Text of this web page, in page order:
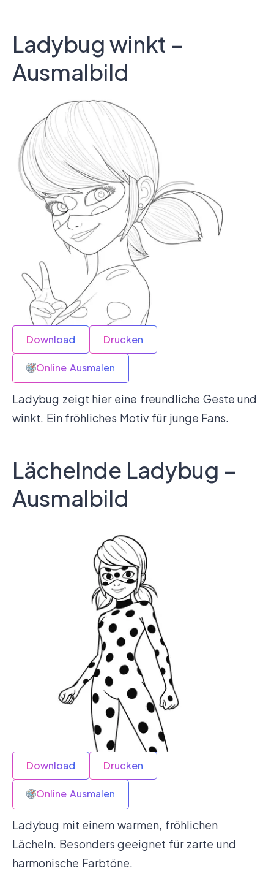
Ladybug winkt –
Ausmalbild
Download Drucken
Online Ausmalen
Ladybug zeigt hier eine freundliche Geste und
winkt. Ein fröhliches Motiv für junge Fans.
Lächelnde Ladybug –
Ausmalbild
Download Drucken
Online Ausmalen
Ladybug mit einem warmen, fröhlichen
Lächeln. Besonders geeignet für zarte und
harmonische Farbtöne.